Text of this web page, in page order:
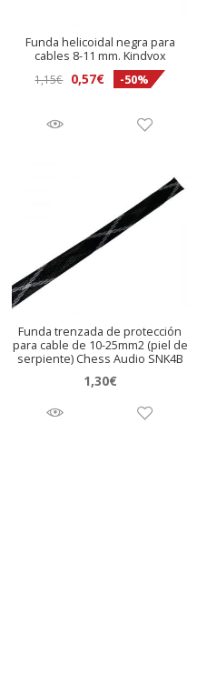
Funda helicoidal negra para
cables 8-11 mm. Kindvox
1,15€ El
0,57€El
actual
-50%
Funda trenzada de protección
para cable de 10-25mm2 (piel de
serpiente) Chess Audio SNK4B
1,30€